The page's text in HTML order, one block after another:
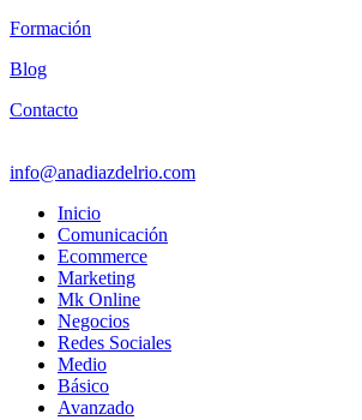
Formación
Blog
Contacto
info@anadiazdelrio.com
Inicio
Comunicación
Ecommerce
Marketing
Mk Online
Negocios
Redes Sociales
Medio
Básico
Avanzado